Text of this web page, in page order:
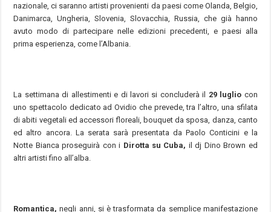
nazionale, ci saranno artisti provenienti da paesi come Olanda, Belgio,
Danimarca, Ungheria, Slovenia, Slovacchia, Russia, che già hanno
avuto modo di partecipare nelle edizioni precedenti, e paesi alla
prima esperienza, come l’Albania.
La settimana di allestimenti e di lavori si concluderà il 29 luglio con
uno spettacolo dedicato ad Ovidio che prevede, tra l’altro, una sfilata
di abiti vegetali ed accessori floreali, bouquet da sposa, danza, canto
ed altro ancora. La serata sarà presentata da Paolo Conticini e la
Notte Bianca proseguirà con i Dirotta su Cuba, il dj Dino Brown ed
altri artisti fino all’alba.
Romantica, negli anni, si è trasformata da semplice manifestazione